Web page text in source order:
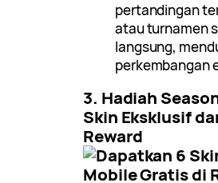
pertandingan
atau turnamen
langsung,
perkembangan
3. Hadiah
Skin Eksklusif
Reward